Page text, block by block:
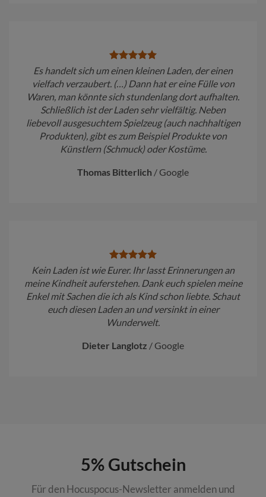
Es handelt sich um einen kleinen Laden, der einen
vielfach verzaubert. (…) Dann hat er eine Fülle von
Waren, man könnte sich stundenlang dort aufhalten.
Schließlich ist der Laden sehr vielfältig. Neben
liebevoll ausgesuchtem Spielzeug (auch nachhaltigen
Produkten), gibt es zum Beispiel Produkte von
Künstlern (Schmuck) oder Kostüme.
Thomas Bitterlich / Google
Kein Laden ist wie Eurer. Ihr lasst Erinnerungen an
meine Kindheit auferstehen. Dank euch spielen meine
Enkel mit Sachen die ich als Kind schon liebte. Schaut
euch diesen Laden an und versinkt in einer
Wunderwelt.
Dieter Langlotz / Google
5% Gutschein
Für den Hocuspocus-Newsletter anmelden und